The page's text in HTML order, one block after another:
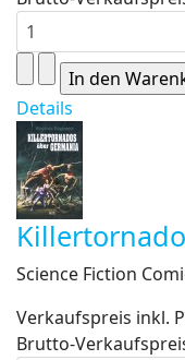
Details
Science Fiction
Verkaufspreis inkl.
Brutto-